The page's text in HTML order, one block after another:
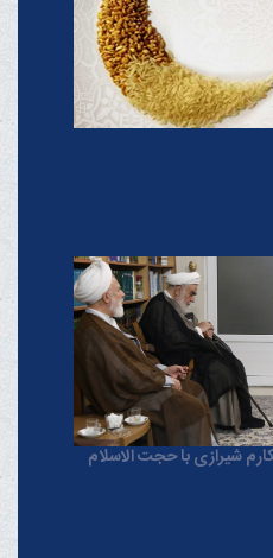
شیرازی با حجت الاسلام